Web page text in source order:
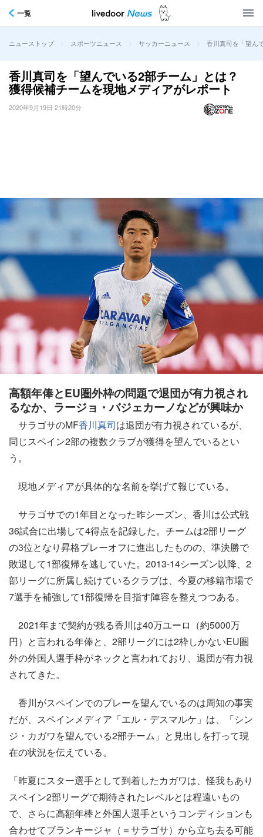
一覧
ニューストップ > スポーツニュース > サッカーニュース > 香川真司を「望ん
香川真司を「望んでいる2部チーム」とは？
獲得候補チームを現地メディアがレポート
2020年9月19日 21時20分
高額年俸とEU圏外枠の問題で退団が有力視され
るなか、ラージョ・バジェカーノなどが興味か
サラゴサのMF香川真司は退団が有力視されているが、
同じスペイン2部の複数クラブが獲得を望んでいるとい
う。
現地メディアが具体的な名前を挙げて報じている。
サラゴサでの1年目となった昨シーズン、香川は公式戦
36試合に出場して4得点を記録した。チームは2部リーグ
の3位となり昇格プレーオフに進出したものの、準決勝で
敗退して1部復帰を逃していた。2013-14シーズン以降、2
部リーグに所属し続けているクラブは、今夏の移籍市場で
7選手を補強して1部復帰を目指す陣容を整えつつある。
2021年まで契約が残る香川は40万ユーロ（約5000万
円）と言われる年俸と、2部リーグには2枠しかないEU圏
外の外国人選手枠がネックと言われており、退団が有力視
されてきた。
香川がスペインでのプレーを望んでいるのは周知の事実
だが、スペインメディア「エル・デスマルケ」は、「シン
ジ・カガワを望んでいる2部チーム」と見出しを打って現
在の状況を伝えている。
「昨夏にスター選手として到着したカガワは、怪我もあり
スペイン2部リーグで期待されたレベルとは程遠いもの
で、さらに高額年棒と外国人選手というコンディションも
合わせてブランキージャ（＝サラゴサ）から立ち去る可能